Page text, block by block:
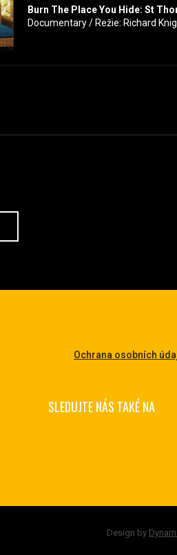
Burn The Place You Hide: St
Documentary / Režie: Richard
Ochrana osobních
SLEDUJTE NÁS TAKÉ NA
Design by